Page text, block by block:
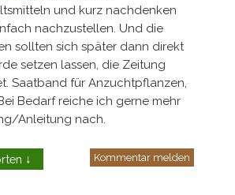
und kurz nachdenken
nachzustellen. Und die
sollten sich später dann direkt
setzen lassen, die Zeitung
Saatband für Anzuchtpflanzen,
Bedarf reiche ich gerne mehr
Anleitung nach.
↓ Kommentar melden